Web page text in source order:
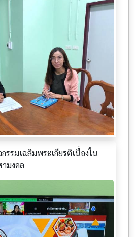
รรมเฉลิมพระเกียรติเนื่องใน
มงคล